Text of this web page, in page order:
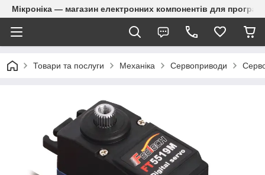
Мікроніка — магазин електронних компонентів для
Товари та послуги Механіка Сервоприводи